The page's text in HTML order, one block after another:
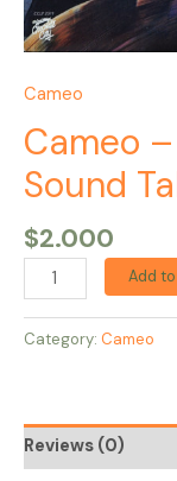
Cameo
Cameo
Sound
$2.000
Add
Category: Cameo
Reviews (0)